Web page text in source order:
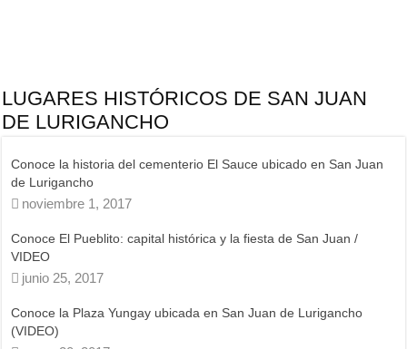
LUGARES HISTÓRICOS DE SAN JUAN
DE LURIGANCHO
Conoce El Pueblito, plaza de Armas y capital histórica de San Juan
de Lurigancho (VIDEO)
noviembre 2, 2019
Siete lugares y monumentos históricos para conocer en San Juan
de Lurigancho
enero 13, 2018
Exposición fotográfica: Legado El Sauce en San Juan de
Lurigancho